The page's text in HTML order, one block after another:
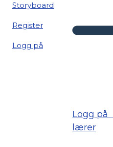
Storyboard
Register
Logg på
Logg på
lærer